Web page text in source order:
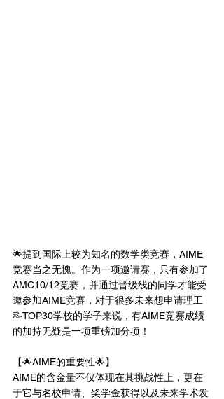
🌟提到国际上较为知名的数学类竞赛，AIME
竞赛当之无愧。作为一项邀请赛，只有参加了
AMC10/12竞赛，并通过晋级线的同学才能受
邀参加AIME竞赛，对于很多未来想申请理工
科TOP30学校的学子来说，有AIME竞赛成绩
的加持无疑是一项重磅加分项！
【🌟AIME的重要性🌟】
AIME的含金量不仅体现在其挑战性上，更在
于它与名校申请、奖学金获得以及未来学术发